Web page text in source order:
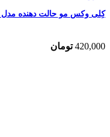
کِلی وکس مو حالت دهنده مدل 06 Clay Wax استارگیزر(stargazer)
420,000 تومان